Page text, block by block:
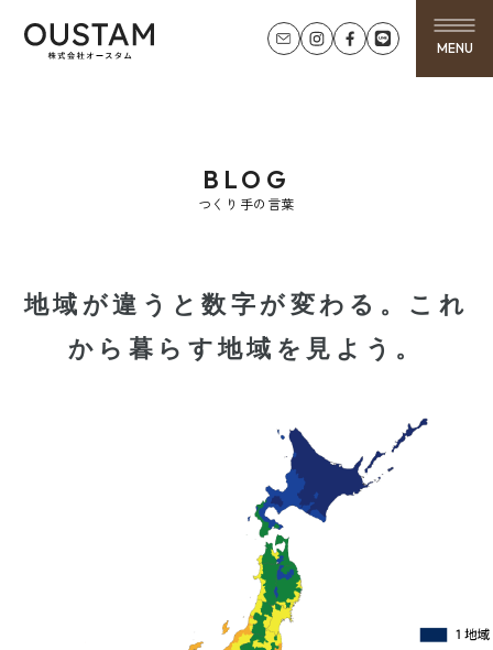
MENU
BLOG
つくり手の言葉
地域が違うと数字が変わる。これ
から暮らす地域を見よう。